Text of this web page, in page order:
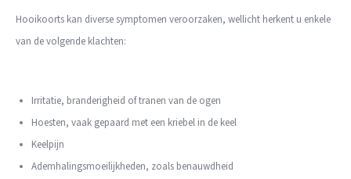
Hooikoorts kan diverse symptomen veroorzaken, wellicht herkent u enkele
van de volgende klachten:
Irritatie, branderigheid of tranen van de ogen
Hoesten, vaak gepaard met een kriebel in de keel
Keelpijn
Ademhalingsmoeilijkheden, zoals benauwdheid